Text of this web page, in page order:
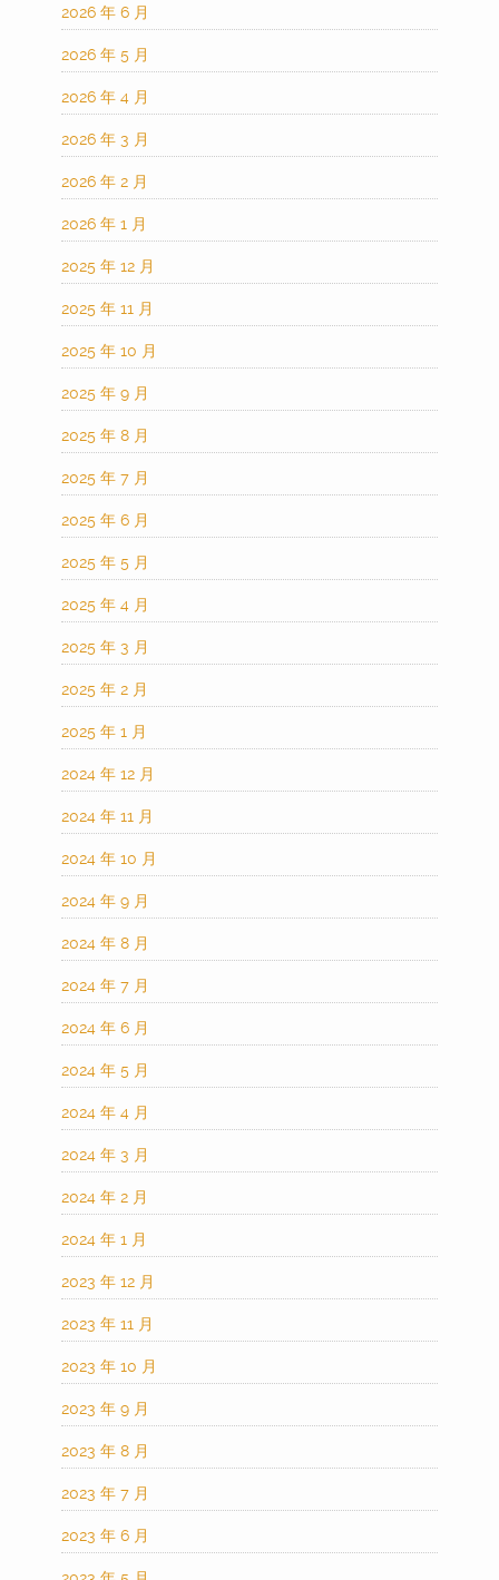
2026 年 6 月
2026 年 5 月
2026 年 4 月
2026 年 3 月
2026 年 2 月
2026 年 1 月
2025 年 12 月
2025 年 11 月
2025 年 10 月
2025 年 9 月
2025 年 8 月
2025 年 7 月
2025 年 6 月
2025 年 5 月
2025 年 4 月
2025 年 3 月
2025 年 2 月
2025 年 1 月
2024 年 12 月
2024 年 11 月
2024 年 10 月
2024 年 9 月
2024 年 8 月
2024 年 7 月
2024 年 6 月
2024 年 5 月
2024 年 4 月
2024 年 3 月
2024 年 2 月
2024 年 1 月
2023 年 12 月
2023 年 11 月
2023 年 10 月
2023 年 9 月
2023 年 8 月
2023 年 7 月
2023 年 6 月